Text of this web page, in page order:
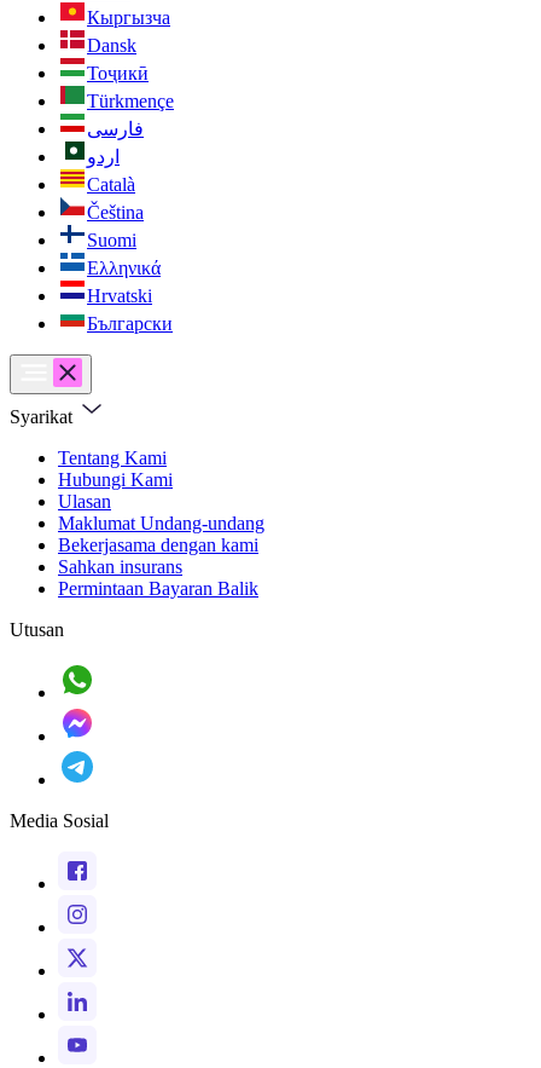
Кыргызча
Dansk
Тоҷикӣ
Türkmençe
فارسی
اردو
Català
Čeština
Suomi
Ελληνικά
Hrvatski
Български
Syarikat
Tentang Kami
Hubungi Kami
Ulasan
Maklumat Undang-undang
Bekerjasama dengan kami
Sahkan insurans
Permintaan Bayaran Balik
Utusan
Media Sosial